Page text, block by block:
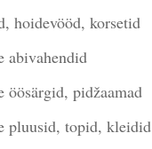
hoidevööd, korsetid
abivahendid
öösärgid, pidžaamad
pluusid, topid, kleidid